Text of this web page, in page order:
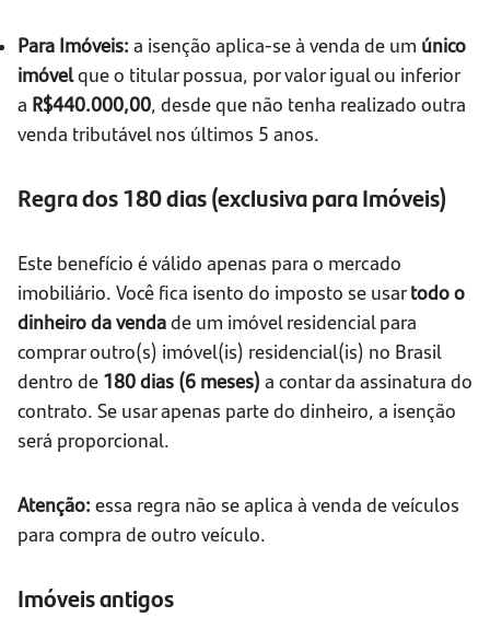
Para Imóveis: a isenção aplica-se à venda de um único
imóvelque o titular possua, por valor igual ou inferior
a R$440.000,00, desde que não tenha realizado outra
venda tributável nos últimos 5 anos.
Regra dos 180 dias (exclusiva para Imóveis)
Este benefício é válido apenas para o mercado
imobiliário. Você fica isento do imposto se usartodo o
dinheiro da vendade um imóvel residencial para
comprar outro(s) imóvel(is) residencial(is) no Brasil
dentro de 180 dias (6 meses) a contar da assinatura do
contrato. Se usar apenas parte do dinheiro, a isenção
será proporcional.
Atenção: essa regra não se aplica à venda de veículos
para compra de outro veículo.
Imóveis antigos